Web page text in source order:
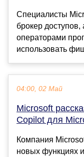
Специалисты
брокер
операторами
использовать
04:00, 02 Май
Microsoft
Copilot для
Компания
новых функциях